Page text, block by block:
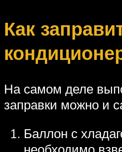
Как
На самом деле
заправки можно и
Баллон с